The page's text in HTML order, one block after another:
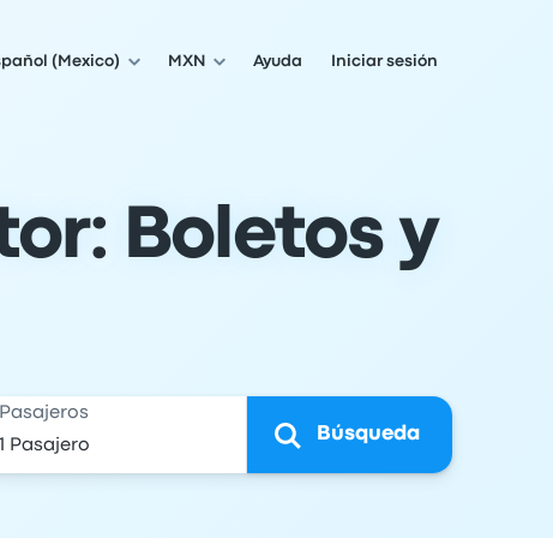
(Mexico) MXN Ayuda Iniciar sesión
Boletos y
Pasajeros
Búsqueda